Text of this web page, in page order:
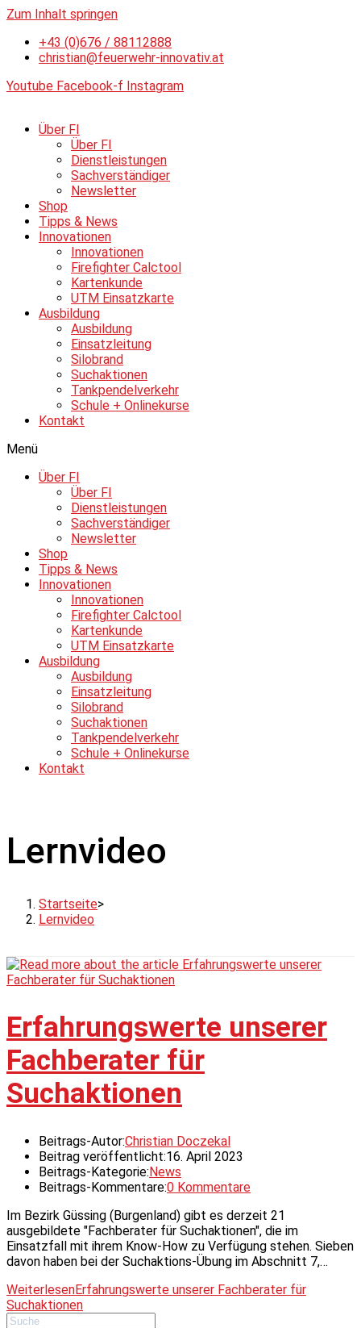
Zum Inhalt springen
+43 (0)676 / 88112888
christian@feuerwehr-innovativ.at
Youtube Facebook-f Instagram
Über FI
Über FI
Dienstleistungen
Sachverständiger
Newsletter
Shop
Tipps & News
Innovationen
Innovationen
Firefighter Calctool
Kartenkunde
UTM Einsatzkarte
Ausbildung
Ausbildung
Einsatzleitung
Silobrand
Suchaktionen
Tankpendelverkehr
Schule + Onlinekurse
Kontakt
Menü
Über FI
Über FI
Dienstleistungen
Sachverständiger
Newsletter
Shop
Tipps & News
Innovationen
Innovationen
Firefighter Calctool
Kartenkunde
UTM Einsatzkarte
Ausbildung
Ausbildung
Einsatzleitung
Silobrand
Suchaktionen
Tankpendelverkehr
Schule + Onlinekurse
Kontakt
Lernvideo
Startseite>
Lernvideo
Erfahrungswerte unserer
Fachberater für
Suchaktionen
Beitrags-Autor:Christian Doczekal
Beitrag veröffentlicht:16. April 2023
Beitrags-Kategorie: News
Beitrags-Kommentare:0 Kommentare
Im Bezirk Güssing (Burgenland) gibt es derzeit 21
ausgebildete "Fachberater für Suchaktionen", die im
Einsatzfall mit ihrem Know-How zu Verfügung stehen. Sieben
davon haben bei der Suchaktions-Übung im Abschnitt 7,…
WeiterlesenErfahrungswerte unserer Fachberater für
Suchaktionen